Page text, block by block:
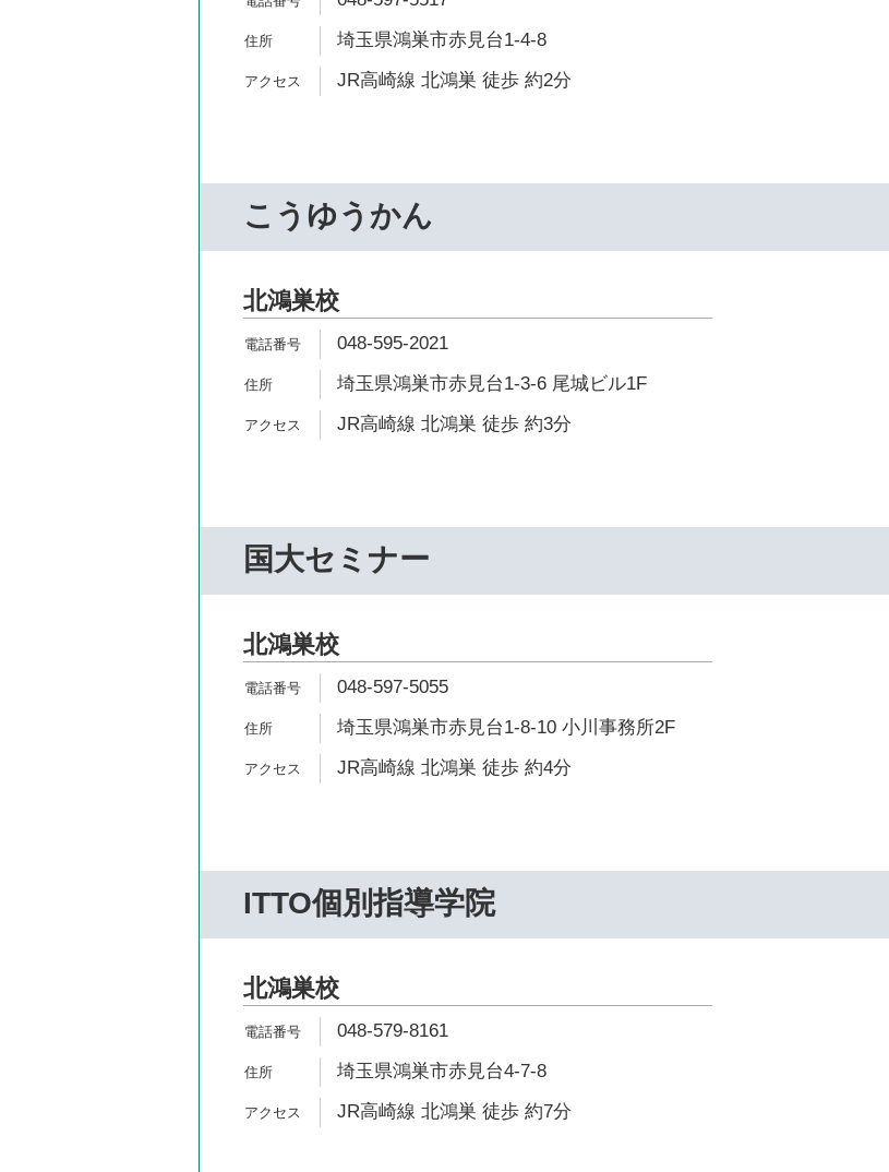
埼玉県鴻巣市赤見台1-4-8
JR高崎線 北鴻巣 徒歩 約2分
こうゆうかん
北鴻巣校
048-595-2021
埼玉県鴻巣市赤見台1-3-6 尾城ビル1F
JR高崎線 北鴻巣 徒歩 約3分
国大セミナー
北鴻巣校
048-597-5055
埼玉県鴻巣市赤見台1-8-10 小川事務所2F
JR高崎線 北鴻巣 徒歩 約4分
ITTO個別指導学院
北鴻巣校
048-579-8161
埼玉県鴻巣市赤見台4-7-8
JR高崎線 北鴻巣 徒歩 約7分